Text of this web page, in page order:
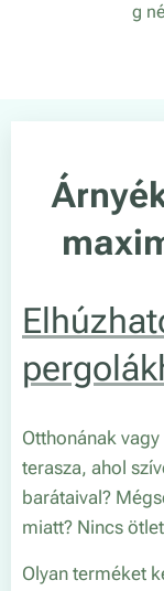
g
Otthonának
terasza, ahol
barátaival?
miatt? Nincs
Olyan terméket